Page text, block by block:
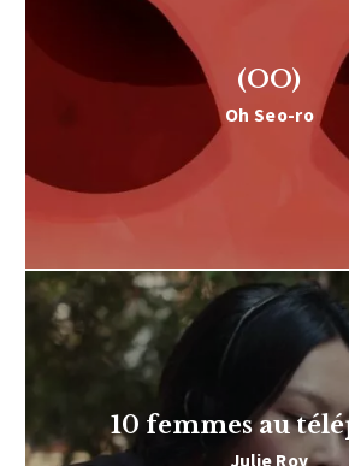
(OO)
Oh Seo-ro
10 femmes au
Julie Roy